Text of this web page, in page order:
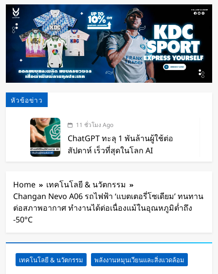
หัวข้อข่าว
11 ชั่วโมง Ago
ChatGPT ทะลุ 1 พันล้านผู้ใช้ต่อ
สัปดาห์ เร็วที่สุดในโลก AI
ชั้นบน รองรับผู้โดยสารได้ 7 ที่นั่ง
13 ชั่วโมง Ago
นักวิจัย NUS CDE พัฒนา “ผิว
ซ่อมแซมตัวเองใต้น้ำได้
15 ชั่วโมง Ago
K-18M โดรนรบฝีมือคนไทย ทดสอบ
บินสำเร็จครั้งแรก
Home
เทคโนโลยี & นวัตกรรม
Changan Nevo A06 รถไฟฟ้า ‘แบตเตอรี่โซเดียม’ ทนทาน
ต่อสภาพอากาศ ทำงานได้ต่อเนื่องแม้ในอุณหภูมิต่ำถึง
-50°C
เทคโนโลยี & นวัตกรรม พลังงานหมุนเวียนและสิ่งแวดล้อม